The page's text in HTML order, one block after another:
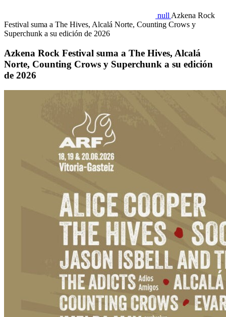
null Azkena Rock
Festival suma a The Hives, Alcalá Norte, Counting Crows y
Superchunk a su edición de 2026
Azkena Rock Festival suma a The Hives, Alcalá
Norte, Counting Crows y Superchunk a su edición
de 2026